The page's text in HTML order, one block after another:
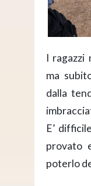
I ragazzi
ma
dalla
E’
provato
poterlo